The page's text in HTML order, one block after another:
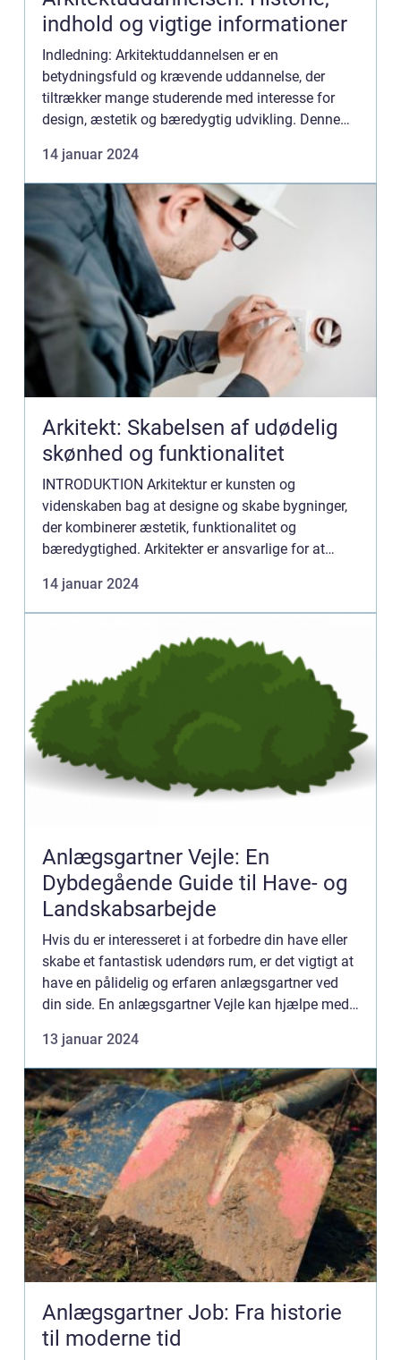
indhold og vigtige informationer
Indledning: Arkitektuddannelsen er en
betydningsfuld og krævende uddannelse, der
tiltrækker mange studerende med interesse for
design, æstetik og bæredygtig udvikling. Denne
en grundig oversigt over...
14 januar 2024
Arkitekt: Skabelsen af udødelig
skønhed og funktionalitet
INTRODUKTION Arkitektur er kunsten og
videnskaben bag at designe og skabe bygninger,
der kombinerer æstetik, funktionalitet og
bæredygtighed. Arkitekter er ansvarlige for at
ind i det omgivende miljø og...
14 januar 2024
Anlægsgartner Vejle: En
Dybdegående Guide til Have- og
Landskabsarbejde
Hvis du er interesseret i at forbedre din have eller
skabe et fantastisk udendørs rum, er det vigtigt at
have en pålidelig og erfaren anlægsgartner ved
din side. En anlægsgartner Vejle kan hjælpe med
hv...
13 januar 2024
Anlægsgartner Job: Fra historie
til moderne tid